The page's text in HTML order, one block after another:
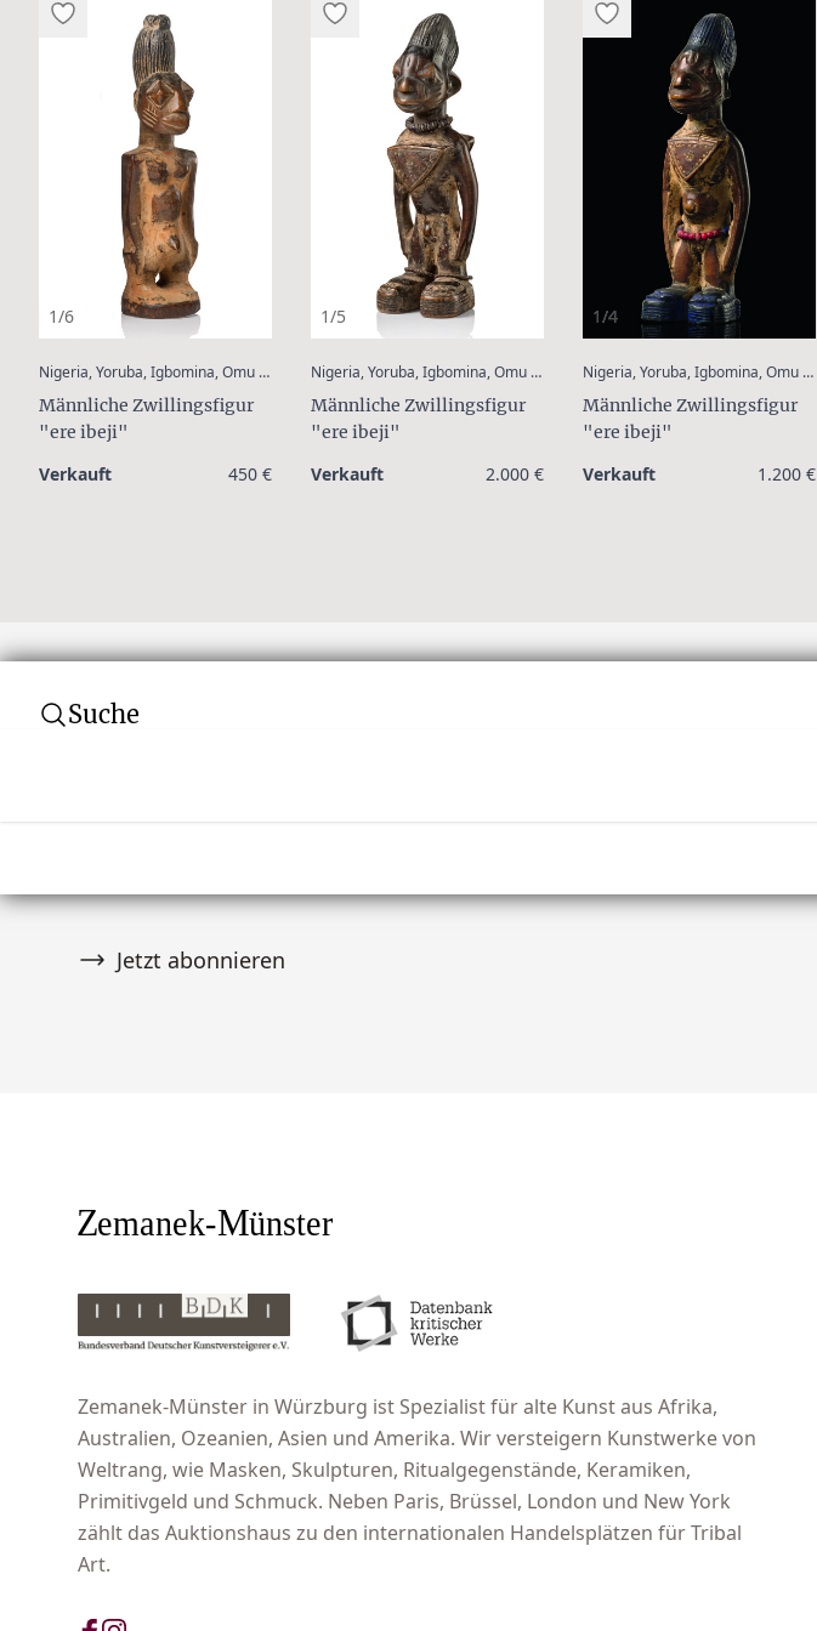
1/6
Nigeria, Yoruba, Igbomina, Omu Aran
Männliche Zwillingsfigur
"ere ibeji"
Verkauft 450 €
1/5
Nigeria, Yoruba, Igbomina, Omu Aran
Männliche Zwillingsfigur
"ere ibeji"
Verkauft 2.000 €
1/4
Nigeria, Yoruba, Igbomina, Omu Aran
Männliche Zwillingsfigur
"ere ibeji"
Verkauft 1.200 €
Suche
Jetzt abonnieren
Zemanek-Münster in Würzburg ist Spezialist für alte Kunst aus Afrika,
Australien, Ozeanien, Asien und Amerika. Wir versteigern Kunstwerke von
Weltrang, wie Masken, Skulpturen, Ritualgegenstände, Keramiken,
Primitivgeld und Schmuck. Neben Paris, Brüssel, London und New York
zählt das Auktionshaus zu den internationalen Handelsplätzen für Tribal
Art.